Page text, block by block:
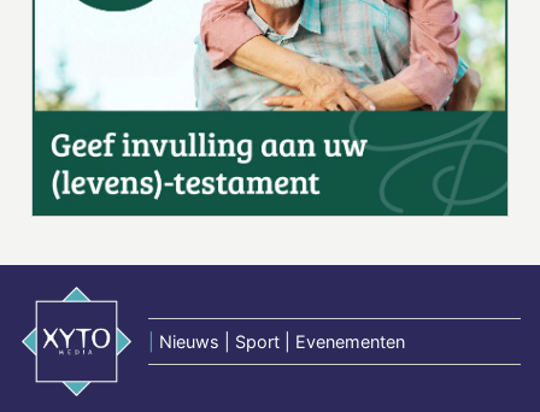
Nieuws | Sport | Evenementen